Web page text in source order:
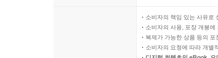
소비자의 책임 있는 사유로
소비자의 사용, 포장 개봉
복제가 가능한 상품 등의
소비자의 요청에 따라 개별